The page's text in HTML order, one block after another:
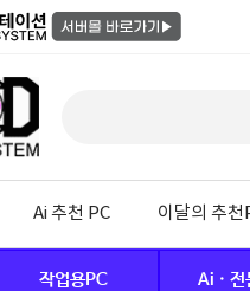
Ai 추천 PC 이달의 추천
작업용PC Ai · 전